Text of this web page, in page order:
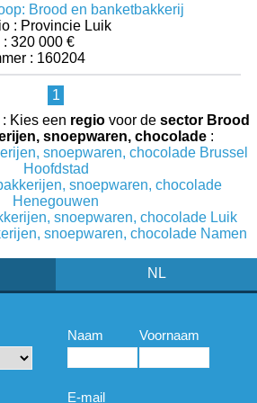
Brood en banketbakkerij
: Provincie Luik
: 320 000 €
: 160204
1
Kies een regiovoor de sector Brood
snoepwaren, chocolade :
snoepwaren, chocolade Brussel
Hoofdstad
snoepwaren, chocolade
Henegouwen
snoepwaren, chocolade Luik
snoepwaren, chocolade Namen
NL
Naam Voornaam
E-mail